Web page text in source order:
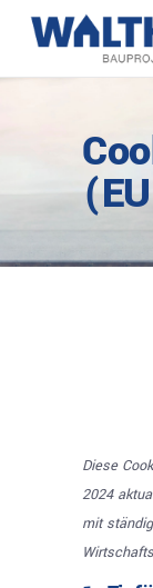
Diese
2024
mit